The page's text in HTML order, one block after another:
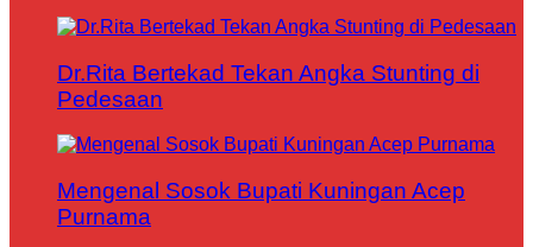
Dr.Rita Bertekad Tekan Angka Stunting di
Pedesaan
Mengenal Sosok Bupati Kuningan Acep
Purnama